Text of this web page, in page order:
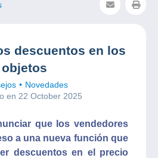
descuentos en los
objetos
Novedades
en 22 October 2025
que los vendedores
a una nueva función que
descuentos en el precio